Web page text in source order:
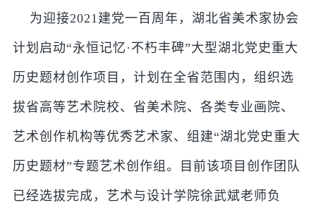
为迎接2021建党一百周年，湖北省美术家协会
计划启动“永恒记忆·不朽丰碑”大型湖北党史重大
历史题材创作项目，计划在全省范围内，组织选
拔省高等艺术院校、省美术院、各类专业画院、
艺术创作机构等优秀艺术家、组建“湖北党史重大
历史题材”专题艺术创作组。目前该项目创作团队
已经选拔完成，艺术与设计学院徐武斌老师负